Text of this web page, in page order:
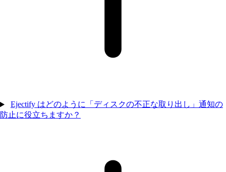
Ejectify はどのように「ディスクの不正な取り出し」通知の
防止に役立ちますか？